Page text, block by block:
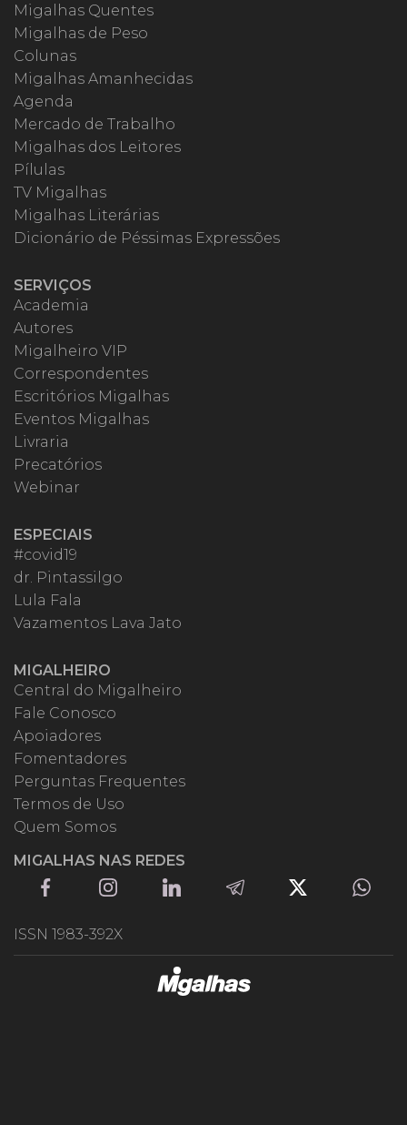
Migalhas Quentes
Migalhas de Peso
Colunas
Migalhas Amanhecidas
Agenda
Mercado de Trabalho
Migalhas dos Leitores
Pílulas
TV Migalhas
Migalhas Literárias
Dicionário de Péssimas Expressões
SERVIÇOS
Academia
Autores
Migalheiro VIP
Correspondentes
Escritórios Migalhas
Eventos Migalhas
Livraria
Precatórios
Webinar
ESPECIAIS
#covid19
dr. Pintassilgo
Lula Fala
Vazamentos Lava Jato
MIGALHEIRO
Central do Migalheiro
Fale Conosco
Apoiadores
Fomentadores
Perguntas Frequentes
Termos de Uso
Quem Somos
MIGALHAS NAS REDES
ISSN 1983-392X